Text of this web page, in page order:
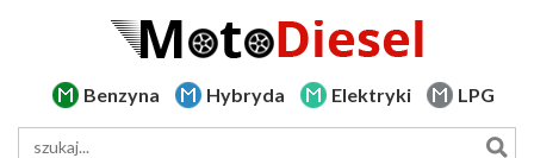
Benzyna Hybryda Elektryki LPG